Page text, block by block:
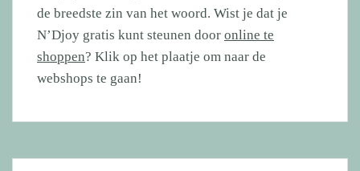
de breedste zin van het woord. Wist je dat je
N’Djoy gratis kunt steunen door online te
shoppen? Klik op het plaatje om naar de
webshops te gaan!